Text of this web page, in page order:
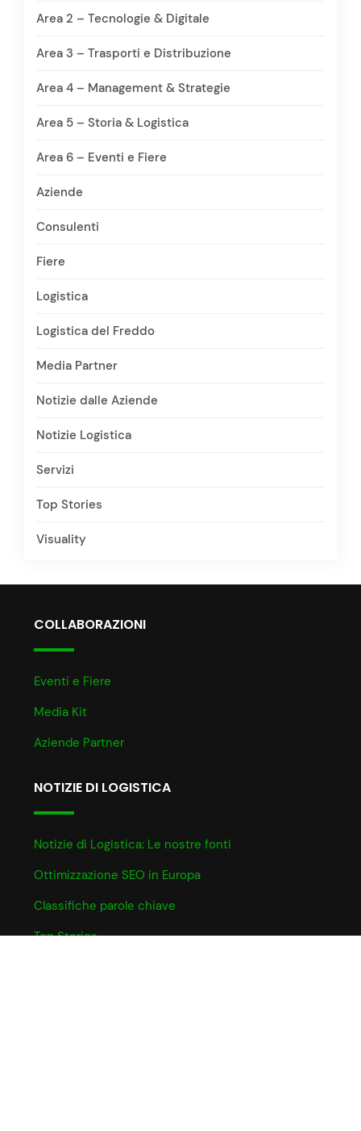
Area 2 – Tecnologie & Digitale
Area 3 – Trasporti e Distribuzione
Area 4 – Management & Strategie
Area 5 – Storia & Logistica
Area 6 – Eventi e Fiere
Aziende
Consulenti
Fiere
Logistica
Logistica del Freddo
Media Partner
Notizie dalle Aziende
Notizie Logistica
Servizi
Top Stories
Visuality
COLLABORAZIONI
Eventi e Fiere
Media Kit
Aziende Partner
NOTIZIE DI LOGISTICA
Notizie di Logistica: Le nostre fonti
Ottimizzazione SEO in Europa
Classifiche parole chiave
Top Stories